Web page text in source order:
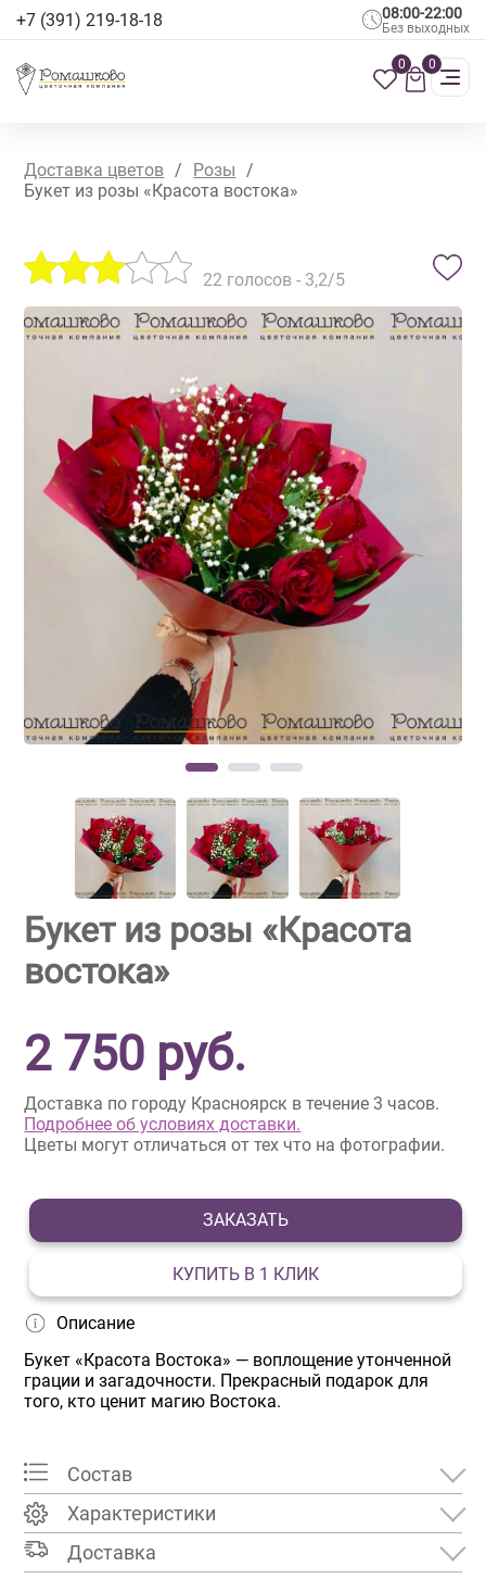
+7 (391) 219-18-18 08:00-22:00
Без выходных
0 0
Доставка цветов / Розы
/
Букет из розы «Красота востока»
22 голосов - 3,2/5
АКЦИЯ
Букет из розы «Красота
востока»
2 750 руб.
Доставка по городу Красноярск в течение 3 часов.
Подробнее об условиях доставки.
Цветы могут отличаться от тех что на фотографии.
ЗАКАЗАТЬ
КУПИТЬ В 1 КЛИК
Описание
Букет «Красота Востока» — воплощение утонченной
грации и загадочности. Прекрасный подарок для
того, кто ценит магию Востока.
Состав
Характеристики
Доставка